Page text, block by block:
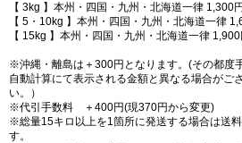
【 3kg 】本州・四国・九州・北海道一律 1,300円
【 5・10kg 】本州・四国・九州・北海道一律
【 15kg 】本州・四国・九州・北海道一律 1,900
※沖縄・離島は＋300円となります。(その都度
自動計算にて表示される金額と異なる場合がご
い。）
※代引手数料 ＋400円(現370円から変更)
※総量15キロ以上を1箇所に発送する場合は送
す。